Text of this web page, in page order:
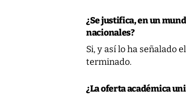
¿Se justifica, en un
nacionales?
Si, y así lo ha señalado
terminado.
¿La oferta académica